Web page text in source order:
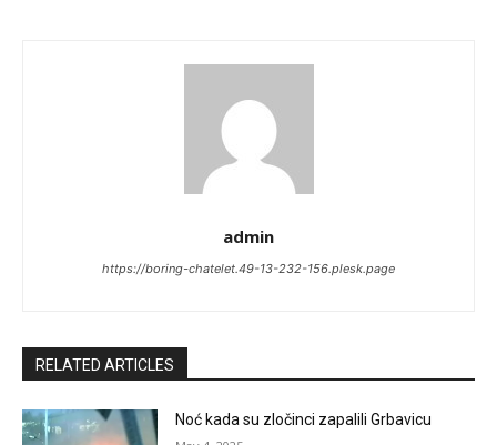
admin
https://boring-chatelet.49-13-232-156.plesk.page
RELATED ARTICLES
Noć kada su zločinci zapalili Grbavicu